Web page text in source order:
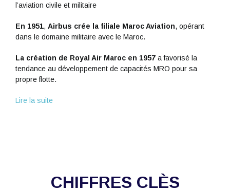
l’aviation civile et militaire
En 1951, Airbus crée la filiale Maroc Aviation, opérant
dans le domaine militaire avec le Maroc.
La création de Royal Air Maroc en 1957a favorisé la
tendance au développement de capacités MRO pour sa
propre flotte.
Lire la suite
CHIFFRES CLÈS